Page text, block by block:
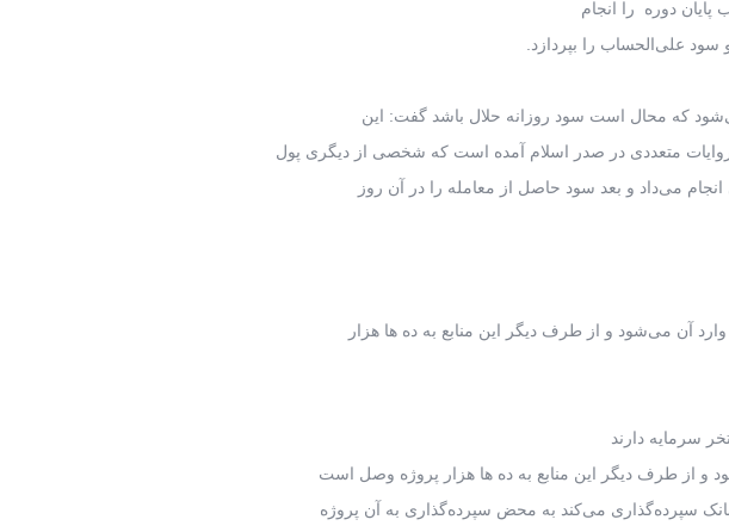
دوره را انجام
علی‌الحساب را بپردازد.
می‌شود که محال است سود روزانه حلال باشد گفت: این
متعددی در صدر اسلام آمده است که شخصی از دیگری پول
می‌داد و بعد سود حاصل از معامله را در آن روز
آن می‌شود و از طرف دیگر این منابع به ده ها هزار
سرمایه دارند
و از طرف دیگر این منابع به ده ها هزار پروژه وصل است
سپرده‌گذاری می‌کند به محض سپرده‌گذاری به آن پروژه